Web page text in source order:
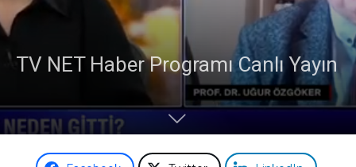
TV NET Haber Programı Canlı Yayın